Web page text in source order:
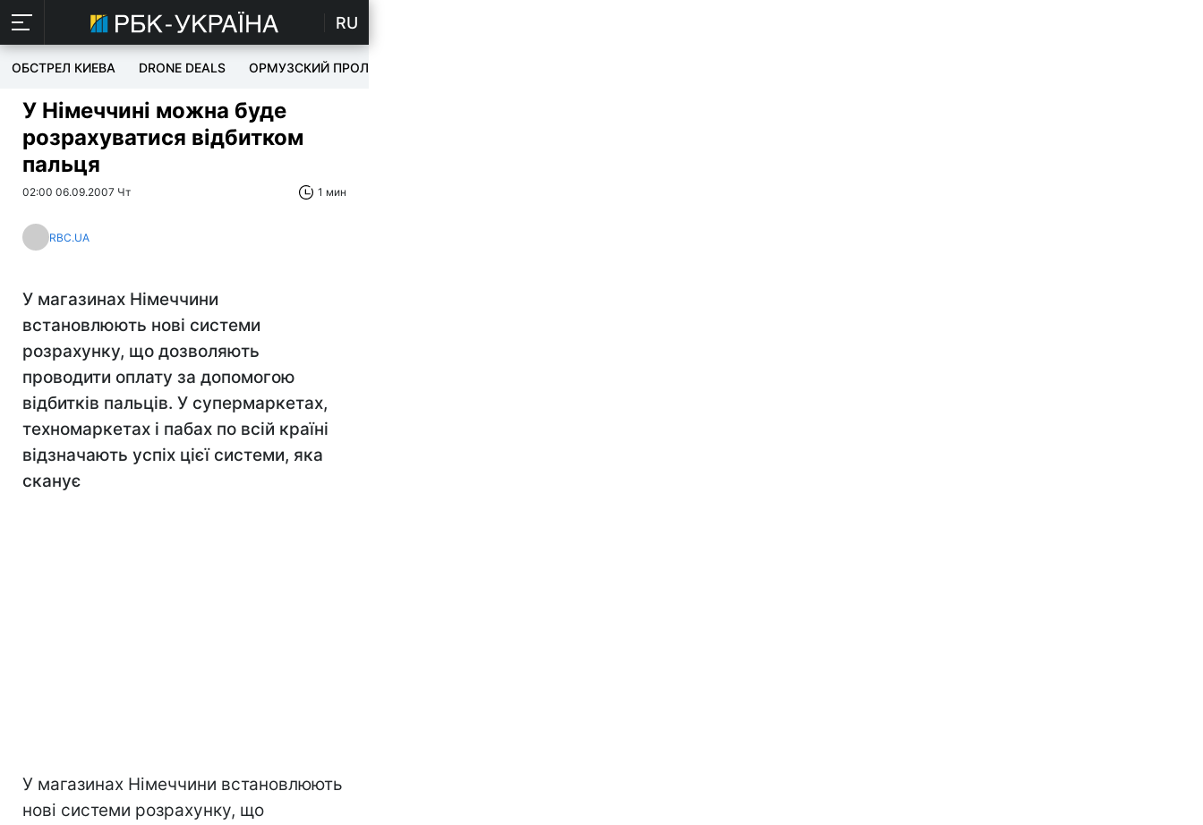
RU
ОБСТРЕЛ КИЕВА DRONE DEALS ОРМУЗСКИЙ ПРОЛИВ
У Німеччині можна буде
розрахуватися відбитком
пальця
02:00 06.09.2007 Чт 1 мин
RBC.UA
У магазинах Німеччини
встановлюють нові системи
розрахунку, що дозволяють
проводити оплату за допомогою
відбитків пальців. У супермаркетах,
техномаркетах і пабах по всій країні
відзначають успіх цієї системи, яка
сканує
У магазинах Німеччини встановлюють
нові системи розрахунку, що